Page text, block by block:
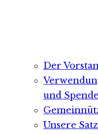
Der
und
Unsere